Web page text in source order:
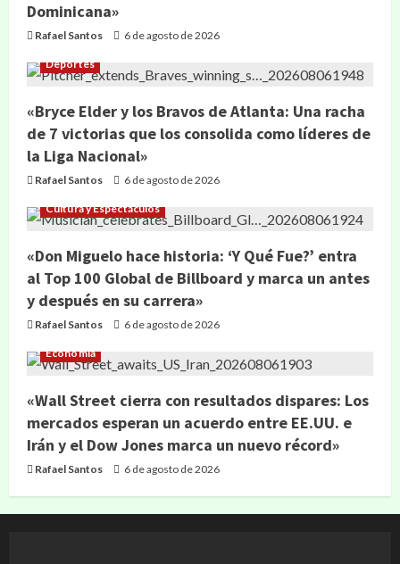
Dominicana»
Rafael Santos 6 de agosto de 2026
Deportes
«Bryce Elder y los Bravos de Atlanta: Una racha
de 7 victorias que los consolida como líderes de
la Liga Nacional»
Rafael Santos 6 de agosto de 2026
Cultura y Espectáculos
«Don Miguelo hace historia: ‘Y Qué Fue?’ entra
al Top 100 Global de Billboard y marca un antes
y después en su carrera»
Rafael Santos 6 de agosto de 2026
Economía
«Wall Street cierra con resultados dispares: Los
mercados esperan un acuerdo entre EE.UU. e
Irán y el Dow Jones marca un nuevo récord»
Rafael Santos 6 de agosto de 2026